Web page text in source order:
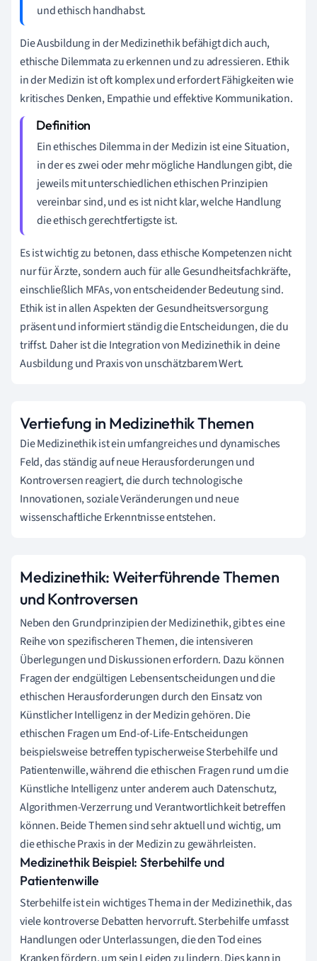
und ethisch handhabst.
Die Ausbildung in der Medizinethik befähigt dich auch,
ethische Dilemmata zu erkennen und zu adressieren. Ethik
in der Medizin ist oft komplex und erfordert Fähigkeiten wie
kritisches Denken, Empathie und effektive Kommunikation.
Ein ethisches Dilemma in der Medizin ist eine Situation,
in der es zwei oder mehr mögliche Handlungen gibt, die
jeweils mit unterschiedlichen ethischen Prinzipien
vereinbar sind, und es ist nicht klar, welche Handlung
die ethisch gerechtfertigste ist.
Es ist wichtig zu betonen, dass ethische Kompetenzen nicht
nur für Ärzte, sondern auch für alle Gesundheitsfachkräfte,
einschließlich MFAs, von entscheidender Bedeutung sind.
Ethik ist in allen Aspekten der Gesundheitsversorgung
präsent und informiert ständig die Entscheidungen, die du
triffst. Daher ist die Integration von Medizinethik in deine
Ausbildung und Praxis von unschätzbarem Wert.
Vertiefung in Medizinethik Themen
Die Medizinethik ist ein umfangreiches und dynamisches
Feld, das ständig auf neue Herausforderungen und
Kontroversen reagiert, die durch technologische
Innovationen, soziale Veränderungen und neue
wissenschaftliche Erkenntnisse entstehen.
Medizinethik: Weiterführende Themen
und Kontroversen
Neben den Grundprinzipien der Medizinethik, gibt es eine
Reihe von spezifischeren Themen, die intensiveren
Überlegungen und Diskussionen erfordern. Dazu können
Fragen der endgültigen Lebensentscheidungen und die
ethischen Herausforderungen durch den Einsatz von
Künstlicher Intelligenz in der Medizin gehören. Die
ethischen Fragen um End-of-Life-Entscheidungen
beispielsweise betreffen typischerweise Sterbehilfe und
Patientenwille, während die ethischen Fragen rund um die
Künstliche Intelligenz unter anderem auch Datenschutz,
Algorithmen-Verzerrung und Verantwortlichkeit betreffen
können. Beide Themen sind sehr aktuell und wichtig, um
die ethische Praxis in der Medizin zu gewährleisten.
Medizinethik Beispiel: Sterbehilfe und
Patientenwille
Sterbehilfe ist ein wichtiges Thema in der Medizinethik, das
viele kontroverse Debatten hervorruft. Sterbehilfe umfasst
Handlungen oder Unterlassungen, die den Tod eines